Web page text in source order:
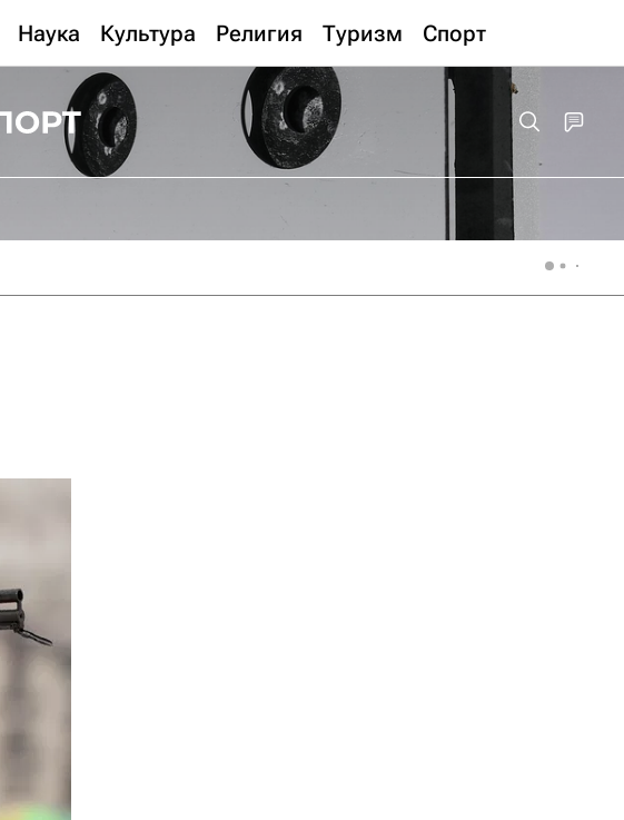
Наука Культура Религия Туризм Спорт